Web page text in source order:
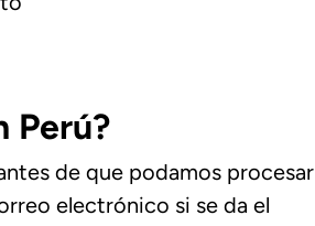
Perú?
de que podamos procesar
electrónico si se da el